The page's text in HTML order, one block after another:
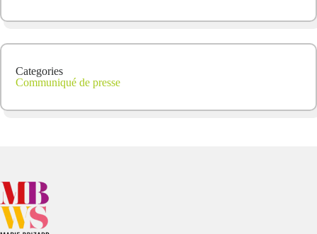
Categories
Communiqué de presse